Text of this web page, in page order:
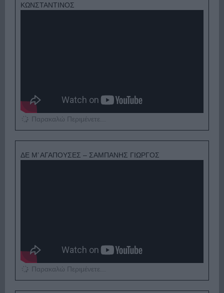
ΚΩΝΣΤΑΝΤΙΝΟΣ
Παρακαλώ Περιμένετε...
ΔΕ Μ’ ΑΓΑΠΟΥΣΕΣ – ΣΑΜΠΑΝΗΣ ΓΙΩΡΓΟΣ
Παρακαλώ Περιμένετε...